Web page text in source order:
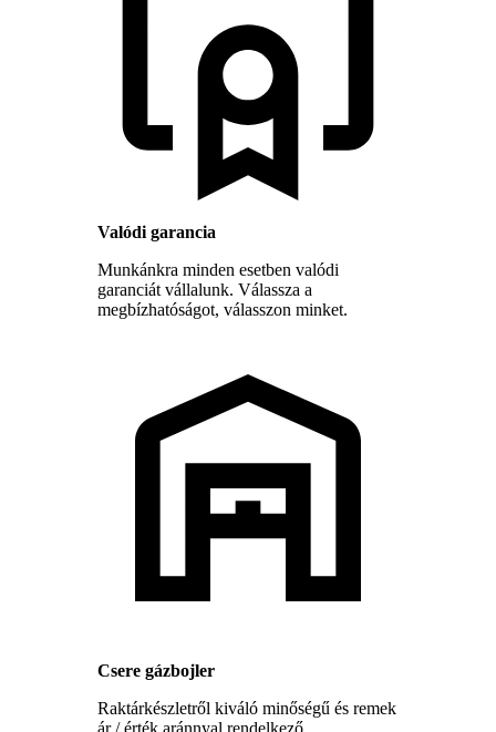
Valódi garancia
Munkánkra minden esetben valódi
garanciát vállalunk. Válassza a
megbízhatóságot, válasszon minket.
Csere gázbojler
Raktárkészletről kiváló minőségű és remek
ár / érték aránnyal rendelkező